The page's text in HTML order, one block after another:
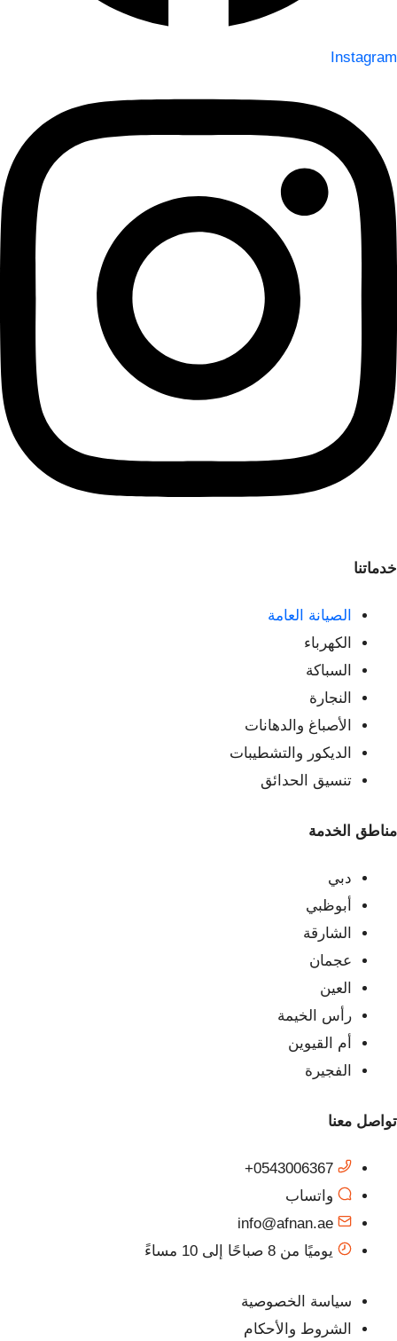
Instagram
خدماتنا
الصيانة العامة
الكهرباء
السباكة
النجارة
الأصباغ والدهانات
الديكور والتشطيبات
تنسيق الحدائق
مناطق الخدمة
دبي
أبوظبي
الشارقة
عجمان
العين
رأس الخيمة
أم القيوين
الفجيرة
تواصل معنا
0543006367+
واتساب
info@afnan.ae
يوميًا من 8 صباحًا إلى 10 مساءً
سياسة الخصوصية
الشروط والأحكام